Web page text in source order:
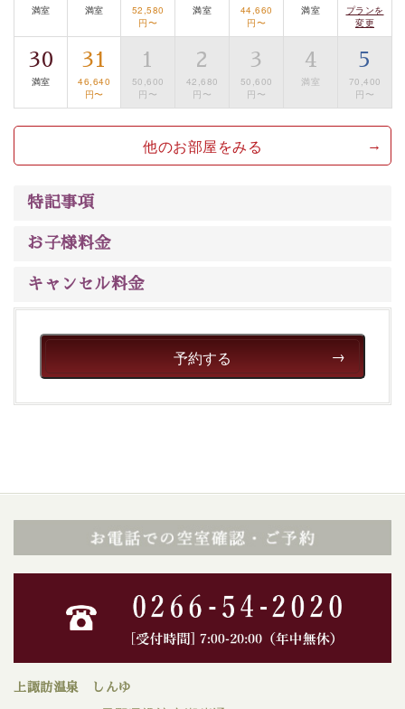
以上がプラン内容です。
上諏訪温泉“しんゆ”なら諏訪大社など歴史ある諏訪の街
で心癒されます。 清らかな源泉、自然の恵みあるお食
事、諏訪湖に包まれるお部屋、 大人のたしなみを感じて
いただける、美しく癒される宿で贅沢に幸せのときを安
心してお過ごしください。
満室 満室
52,580
円〜
満室
44,660
円〜
満室
プランを
変更
30
満室
31
46,640
円〜
1
50,600
円〜
2
42,680
円〜
3
50,600
円〜
4
満室
5
70,400
円〜
他のお部屋をみる
特記事項
お子様料金
キャンセル料金
予約する
上諏訪温泉 しんゆ